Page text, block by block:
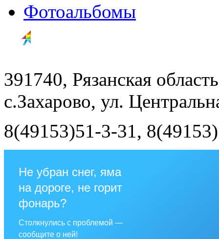
Фотоальбомы
391740, Рязанская
с.Захарово, ул.
8(49153)51-3-31,
Не убран снег, яма
на дороге, не горит
фонарь?
Столкнулись с проблемой —
сообщите о ней!